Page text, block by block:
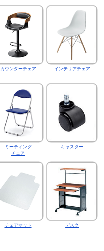
カウンターチェア インテリアチェア
ミーティング
チェア
キャスター
チェアマット デスク